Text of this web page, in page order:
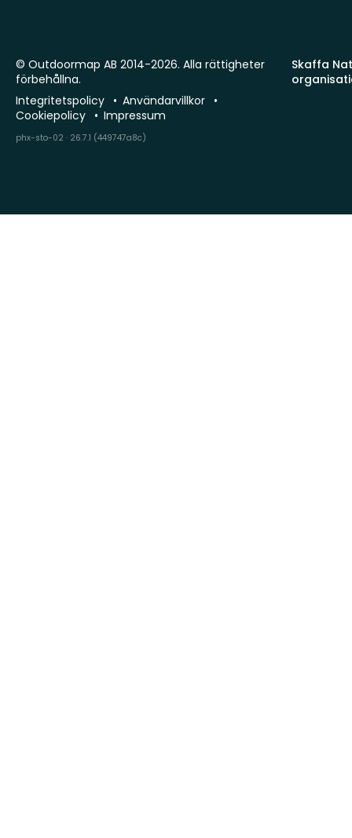
Skaffa
© Outdoormap AB 2014-2026. Alla rättigheter
förbehållna.
Integritetspolicy
Användarvillkor
Cookiepolicy
Impressum
phx-sto-02 · 26.7.1 (449747a8c)